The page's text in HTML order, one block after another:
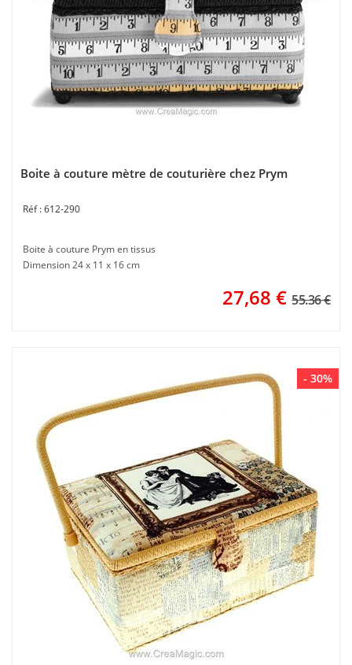
Boite à couture mètre de couturière chez Prym
612-290
Boite à couture Prym en tissus
Dimension 24 x 11 x 16 cm
27,68 € 55.36 €
- 30%